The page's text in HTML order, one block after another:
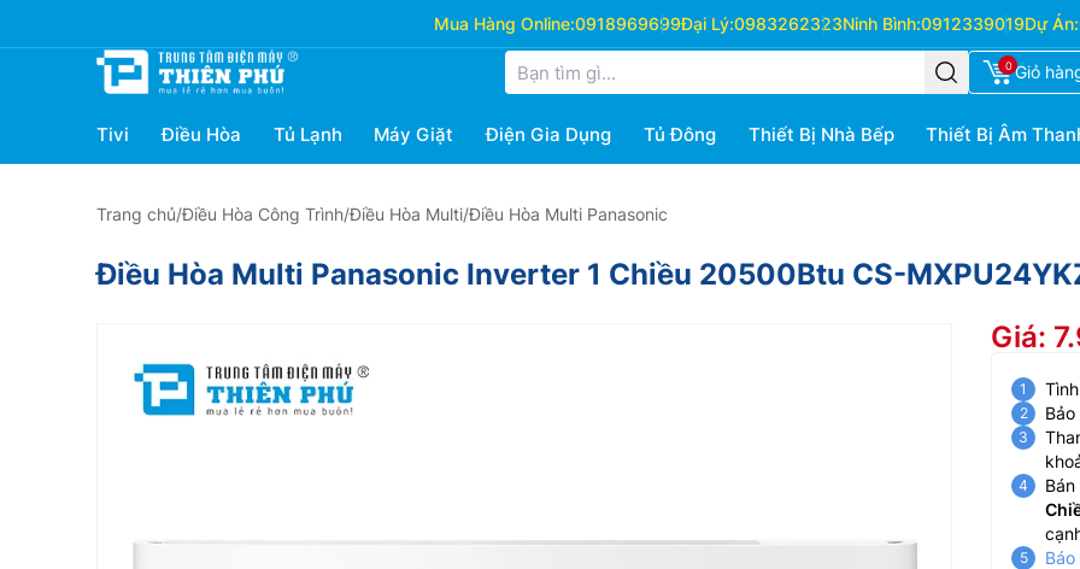
Mua Hàng Online:0918969699Đại Lý:0983262323Ninh Bình:0912339019Dự Án:
0 Giỏ
Tivi Điều Hòa Tủ Lạnh Máy Giặt Điện Gia Dụng Tủ Đông Thiết Bị Nhà Bếp Thiết Bị Âm
Trang chủ/Điều Hòa Công Trình/Điều Hòa Multi/Điều Hòa Multi Panasonic
Điều Hòa Multi Panasonic Inverter 1 Chiều 20500Btu CS-
Giá: